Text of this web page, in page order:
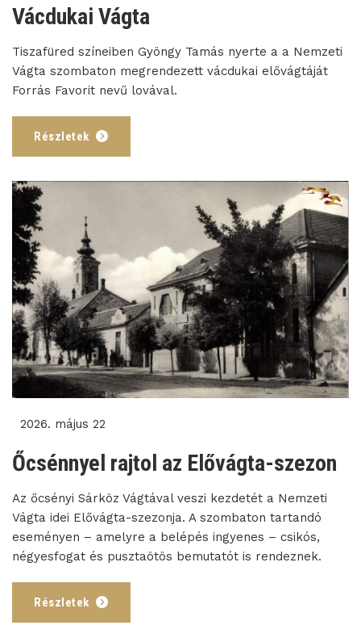
Vácdukai Vágta
Tiszafüred színeiben Gyöngy Tamás nyerte a a Nemzeti
Vágta szombaton megrendezett vácdukai elővágtáját
Forrás Favorit nevű lovával.
Részletek
2026. május 22
Őcsénnyel rajtol az Elővágta-szezon
Az őcsényi Sárköz Vágtával veszi kezdetét a Nemzeti
Vágta idei Elővágta-szezonja. A szombaton tartandó
eseményen – amelyre a belépés ingyenes – csikós,
négyesfogat és pusztaötös bemutatót is rendeznek.
Részletek